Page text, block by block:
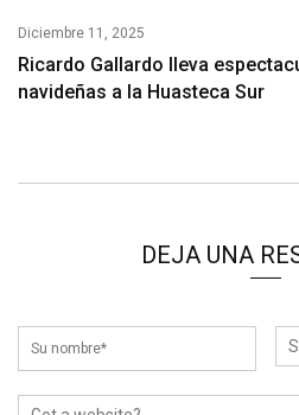
Diciembre 11, 2025
Ricardo Gallardo lleva
navideñas a la Huasteca Sur
DEJA UNA